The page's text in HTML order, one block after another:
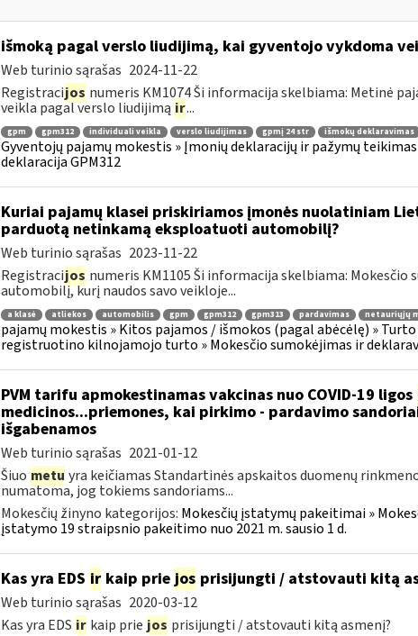
išmoką pagal verslo liudijimą, kai gyventojo vykdoma
Web turinio sąrašas 2024-11-22
Registracijos numeris KM1074 Ši informacija skelbiama: Metinė
veikla pagal verslo liudijimą ir...
gpm gpm312 individuali veikla verslo liudijimas gpmį 24 str išmokų deklaravimas
Gyventojų pajamų mokestis » Įmonių deklaracijų ir pažymų
deklaracija GPM312
Kuriai pajamų klasei priskiriamos įmonės nuolatiniam
parduotą netinkamą eksploatuoti automobilį?
Web turinio sąrašas 2023-11-22
Registracijos numeris KM1105 Ši informacija skelbiama: Mokesčio
automobilį, kurį naudos savo veikloje...
a klasė atliekos automobilis gpm gpm312 gpm313 pardavimas netauriųjų
pajamų mokestis » Kitos pajamos / išmokos (pagal abėcėlę) »
registruotino kilnojamojo turto » Mokesčio sumokėjimas ir
PVM tarifu apmokestinamas vakcinas nuo COVID-19 ligos
medicinos...priemones, kai pirkimo - pardavimo
išgabenamos
Web turinio sąrašas 2021-01-12
Šiuo metu yra keičiamas Standartinės apskaitos duomenų
numatoma, jog tokiems sandoriams...
Mokesčių žinyno kategorijos: Mokesčių įstatymų pakeitimai »
įstatymo 19 straipsnio pakeitimo nuo 2021 m. sausio 1 d.
Kas yra EDS irkaip priejos prisijungti / atstovauti kitą
Web turinio sąrašas 2020-03-12
Kas yra EDS ir kaip prie jos prisijungti / atstovauti kitą asmenį?